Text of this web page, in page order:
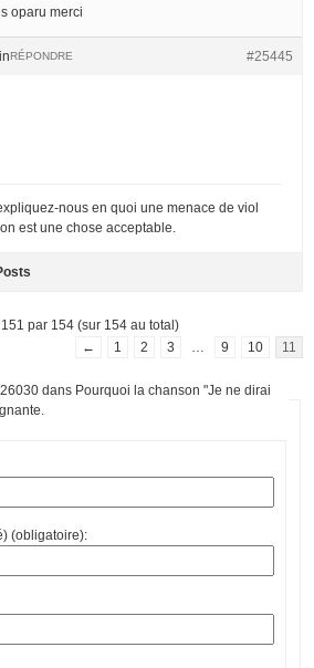
oparu merci
#25445
RÉPONDRE
nous en quoi une menace de viol
est une chose acceptable.
par 154 (sur 154 au total)
←
1 2 3 9 10 11
dans Pourquoi la chanson "Je ne dirai
(obligatoire):